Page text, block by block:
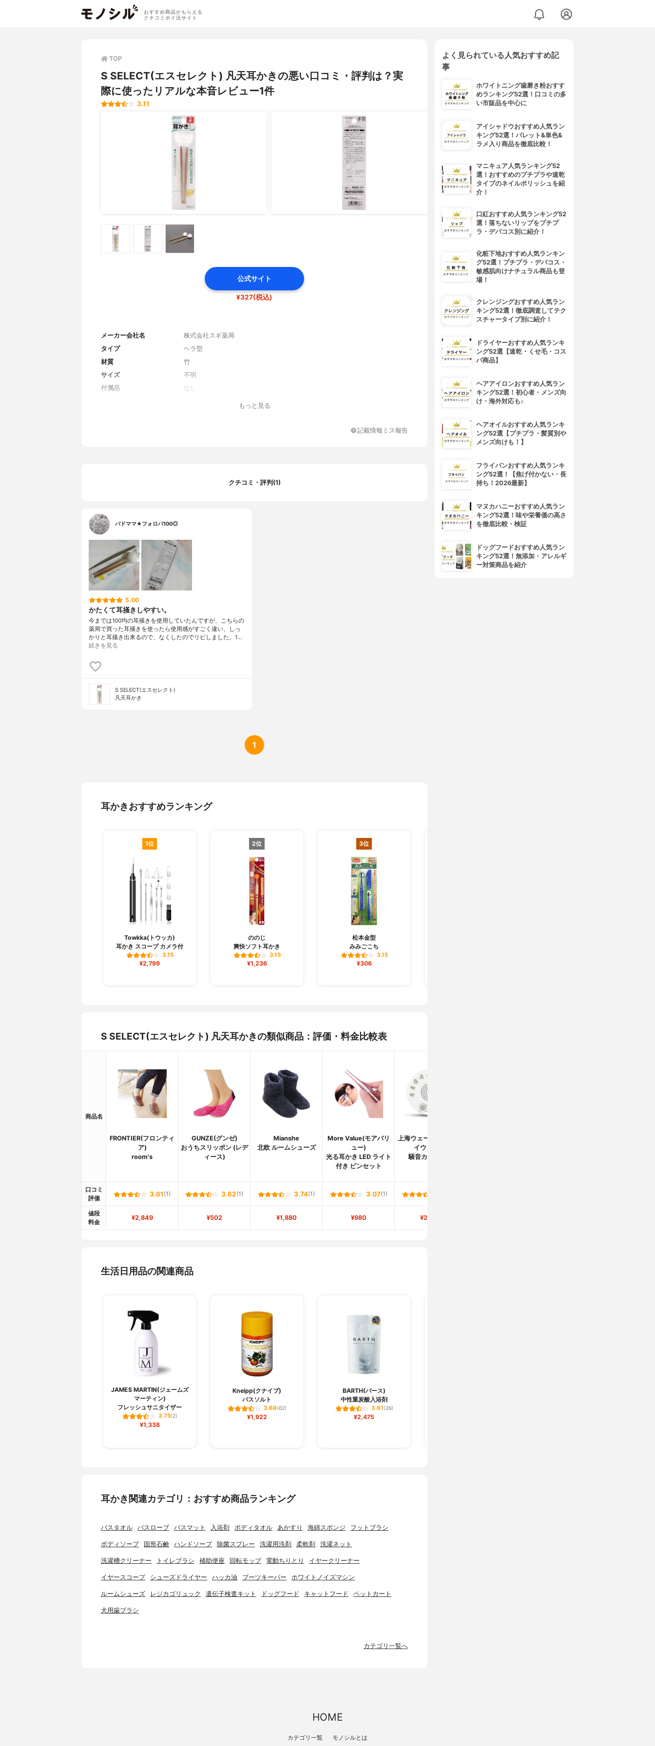
おすすめ商品がもらえる
クチコミポイ活サイト
TOP
S SELECT(エスセレクト) 凡天耳かきの悪い口コミ・評判は？実
際に使ったリアルな本音レビュー1件
3.11
公式サイト
¥327(税込)
メーカー会社名
株式会社スギ薬局
タイプ
ヘラ型
材質
竹
サイズ
不明
付属品
なし
もっと見る
記載情報ミス報告
クチコミ・評判(1)
バドママ★フォロバ100◎
5.00
かたくて耳掻きしやすい。
今までは100均の耳掻きを使用していたんですが、こちらの
薬局で買った耳掻きを使ったら使用感がすごく違い、しっ
かりと耳掻き出来るので、なくしたのでリピしました。1…
続きを見る
S SELECT(エスセレクト)
凡天耳かき
1
耳かきおすすめランキング
1位
Towkka(トウッカ)
耳かき スコープ カメラ付
3.15
¥2,799
2位
ののじ
爽快ソフト耳かき
3.15
¥1,236
3位
松本金型
みみごこち
3.15
¥306
S SELECT(エスセレクト) 凡天耳かきの類似商品：評価・料金比較表
商品名
FRONTIER(フロンティ
ア)
room's
GUNZE(グンゼ)
おうちスリッポン (レデ
ィース)
Mianshe
北欧 ルームシューズ
More Value(モアバリ
ュー)
光る耳かき LED ライト
付き ピンセット
上海ウェーブ(シャンハ
イウェーブ)
騒音カットマン
口コミ
評価
3.61 (1) 3.62(1) 3.74(1) 3.07(1)
値段
料金
¥2,849 ¥502 ¥1,880 ¥980 ¥2,680
生活日用品の関連商品
JAMES MARTIN(ジェームズ
マーティン)
フレッシュサニタイザー
3.75(2)
¥1,338
Kneipp(クナイプ)
バスソルト
3.68(62)
¥1,922
BARTH(バース)
中性重炭酸入浴剤
3.61(26)
¥2,475
耳かき関連カテゴリ：おすすめ商品ランキング
バスタオル バスローブ バスマット 入浴剤 ボディタオル あかすり 海綿スポンジ フットブラシ
ボディソープ 固形石鹸 ハンドソープ 除菌スプレー 洗濯用洗剤 柔軟剤 洗濯ネット
洗濯槽クリーナー トイレブラシ 補助便座 回転モップ 電動ちりとり イヤークリーナー
イヤースコープ シューズドライヤー ハッカ油 ブーツキーパー ホワイトノイズマシン
ルームシューズ レジカゴリュック 遺伝子検査キット ドッグフード キャットフード ペットカート
犬用歯ブラシ
カテゴリ一覧へ
よく見られている人気おすすめ記
事
ホワイトニング歯磨き粉おすす
めランキング52選！口コミの多
い市販品を中心に
アイシャドウおすすめ人気ラン
キング52選！パレット&単色&
ラメ入り商品を徹底比較！
マニキュア人気ランキング52
選！おすすめのプチプラや速乾
タイプのネイルポリッシュを紹
介！
口紅おすすめ人気ランキング52
選！落ちないリップをプチプ
ラ・デパコス別に紹介！
化粧下地おすすめ人気ランキン
グ52選！プチプラ・デパコス・
敏感肌向けナチュラル商品も登
場！
クレンジングおすすめ人気ラン
キング52選！徹底調査してテク
スチャータイプ別に紹介！
ドライヤーおすすめ人気ランキ
ング52選【速乾・くせ毛・コス
パ商品】
ヘアアイロンおすすめ人気ラン
キング52選！初心者・メンズ向
け・海外対応も♪
ヘアオイルおすすめ人気ランキ
ング52選【プチプラ・髪質別や
メンズ向けも！】
フライパンおすすめ人気ランキ
ング52選！【焦げ付かない・長
持ち！2026最新】
マヌカハニーおすすめ人気ラン
キング52選！味や栄養価の高さ
を徹底比較・検証
ドッグフードおすすめ人気ラン
キング52選！無添加・アレルギ
ー対策商品を紹介
HOME
カテゴリ一覧 モノシルとは